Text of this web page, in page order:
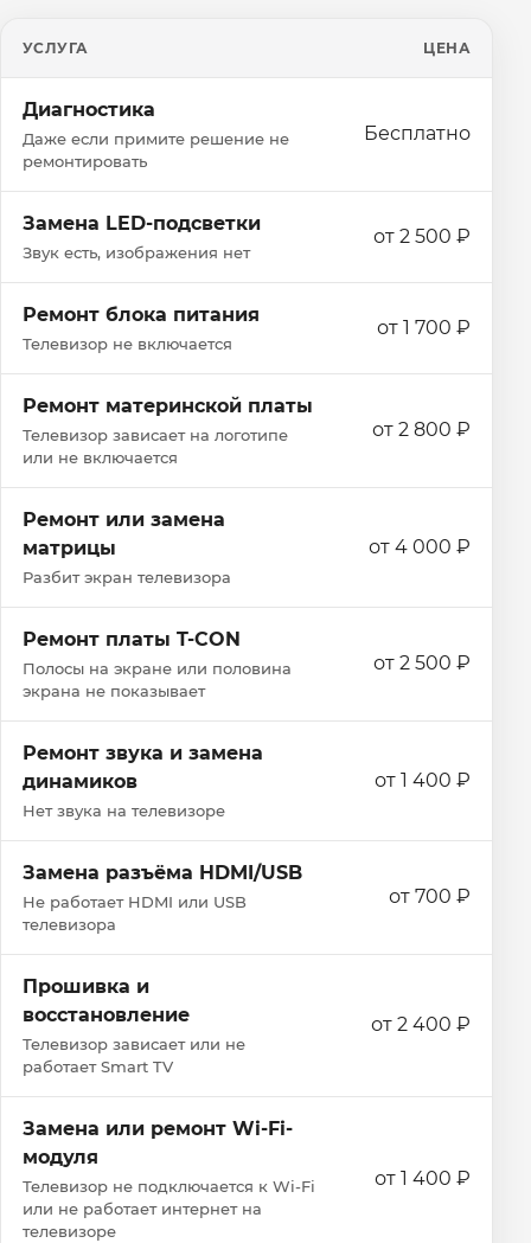
УСЛУГА ЦЕНА
Диагностика
Даже если примите решение не
ремонтировать
Бесплатно
Замена LED-подсветки
Звук есть, изображения нет
от 2 500 ₽
Ремонт блока питания
Телевизор не включается
от 1 700 ₽
Ремонт материнской платы
Телевизор зависает на логотипе
или не включается
от 2 800 ₽
Ремонт или замена
матрицы
Разбит экран телевизора
от 4 000 ₽
Ремонт платы T-CON
Полосы на экране или половина
экрана не показывает
от 2 500 ₽
Ремонт звука и замена
динамиков
Нет звука на телевизоре
от 1 400 ₽
Замена разъёма HDMI/USB
Не работает HDMI или USB
телевизора
от 700 ₽
Прошивка и
восстановление
Телевизор зависает или не
работает Smart TV
от 2 400 ₽
Замена или ремонт Wi‑Fi-
модуля
Телевизор не подключается к Wi‑Fi
или не работает интернет на
телевизоре
от 1 400 ₽